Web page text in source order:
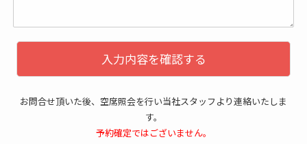
入力内容を確認する
お問合せ頂いた後、空席照会を行い当社スタッフより連絡いたしま
す。
予約確定ではございません。